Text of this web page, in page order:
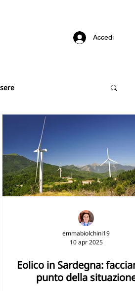
Accedi
innovazione
emmabiolchini19
10 apr 2025
Eolico in Sardegna:
punto della